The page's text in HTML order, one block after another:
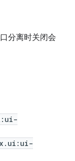
分离时关闭会